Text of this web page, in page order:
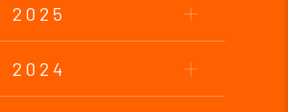
2025
2024